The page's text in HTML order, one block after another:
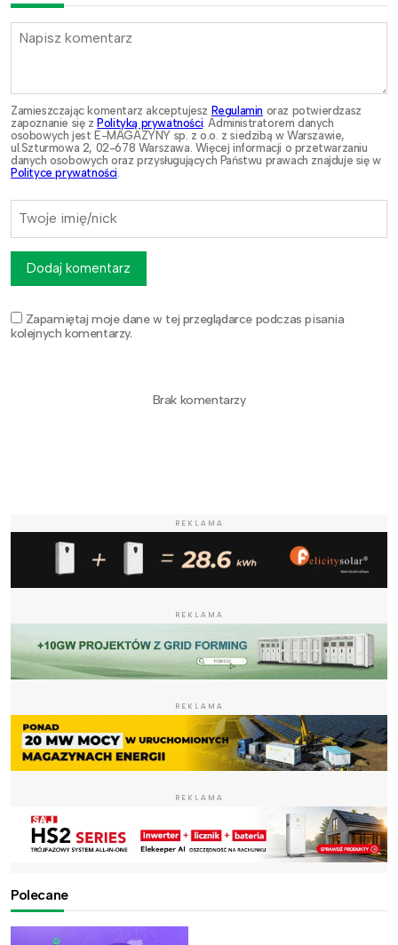
Zamieszczając komentarz akceptujesz Regulamin oraz potwierdzasz
zapoznanie się zPolityką prywatności . Administratorem danych
osobowych jest E-MAGAZYNY sp. z o.o. z siedzibą w Warszawie,
ul.Szturmowa 2, 02-678 Warszawa. Więcej informacji o przetwarzaniu
danych osobowych oraz przysługujących Państwu prawach znajduje się w
Polityce prywatności
Zapamiętaj moje dane w tej przeglądarce podczas pisania
kolejnych komentarzy.
Dodaj komentarz
Brak komentarzy
REKLAMA
REKLAMA
REKLAMA
REKLAMA
Polecane